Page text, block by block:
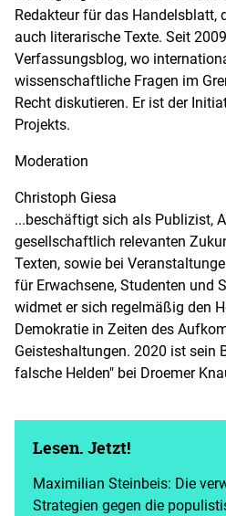
Redakteur für das Handelsblatt,
auch literarische Texte. Seit
Verfassungsblog, wo
wissenschaftliche Fragen im
Recht diskutieren. Er ist der
Projekts.
Moderation
Christoph Giesa
...beschäftigt sich als Publizist,
gesellschaftlich relevanten
Texten, sowie bei
für Erwachsene, Studenten und
widmet er sich regelmäßig den
Demokratie in Zeiten des
Geisteshaltungen. 2020 ist sein
falsche Helden" bei Droemer
Lesen. Jetzt!
Maximilian Steinbeis: Die
Strategien gegen die